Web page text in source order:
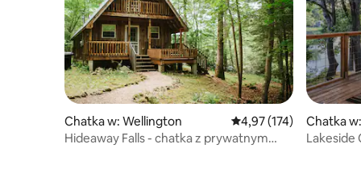
Chatka w: Wellington Średnia ocena: 4,97 na
4,97 (174)
Hideaway Falls - chatka z prywatnym
Chatka
Lakeside